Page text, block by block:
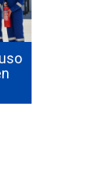
Cómo Ser
Emergencia en